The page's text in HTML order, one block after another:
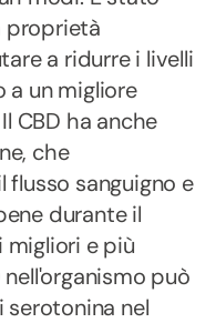
proprietà
a ridurre i livelli
a un migliore
CBD ha anche
che
sanguigno e
durante il
migliori e più
può
serotonina nel